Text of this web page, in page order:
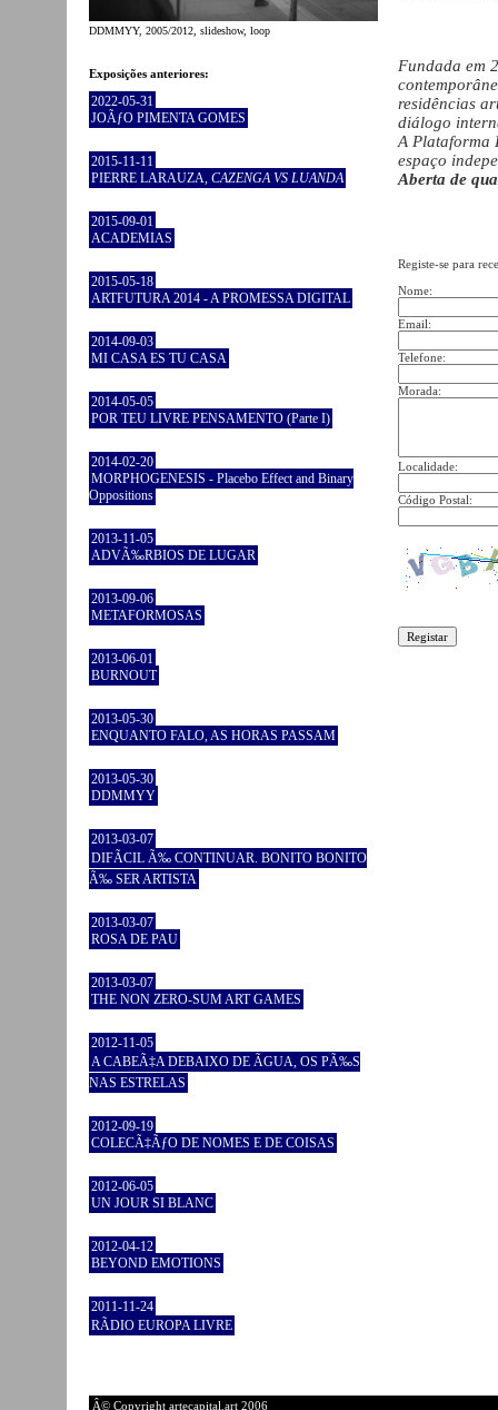
DDMMYY, 2005/2012, slideshow, loop
Exposições anteriores:
2022-05-31
JOÃƒO PIMENTA GOMES
2015-11-11
PIERRE LARAUZA, CAZENGA VS LUANDA
2015-09-01
ACADEMIAS
2015-05-18
ARTFUTURA 2014 - A PROMESSA DIGITAL
2014-09-03
MI CASA ES TU CASA
2014-05-05
POR TEU LIVRE PENSAMENTO (Parte I)
2014-02-20
MORPHOGENESIS - Placebo Effect and Binary
Oppositions
2013-11-05
ADVÃ‰RBIOS DE LUGAR
2013-09-06
METAFORMOSAS
2013-06-01
BURNOUT
2013-05-30
ENQUANTO FALO, AS HORAS PASSAM
2013-05-30
DDMMYY
2013-03-07
DIFÃCIL Ã‰ CONTINUAR. BONITO BONITO
Ã‰ SER ARTISTA
2013-03-07
ROSA DE PAU
2013-03-07
THE NON ZERO-SUM ART GAMES
2012-11-05
A CABEÃ‡A DEBAIXO DE ÃGUA, OS PÃ‰S
NAS ESTRELAS
2012-09-19
COLECÃ‡ÃƒO DE NOMES E DE COISAS
2012-06-05
UN JOUR SI BLANC
2012-04-12
BEYOND EMOTIONS
2011-11-24
RÃDIO EUROPA LIVRE
Fundada em
residências
diálogo
A Plataforma
espaço
Aberta de
Registe-se para
Nome:
Email:
Telefone:
Morada:
Localidade:
Código Postal:
Â© Copyright artecapital.art 2006